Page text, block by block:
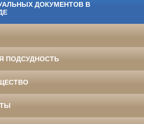
ДОКУМЕНТОВ В
ПОДСУДНОСТЬ